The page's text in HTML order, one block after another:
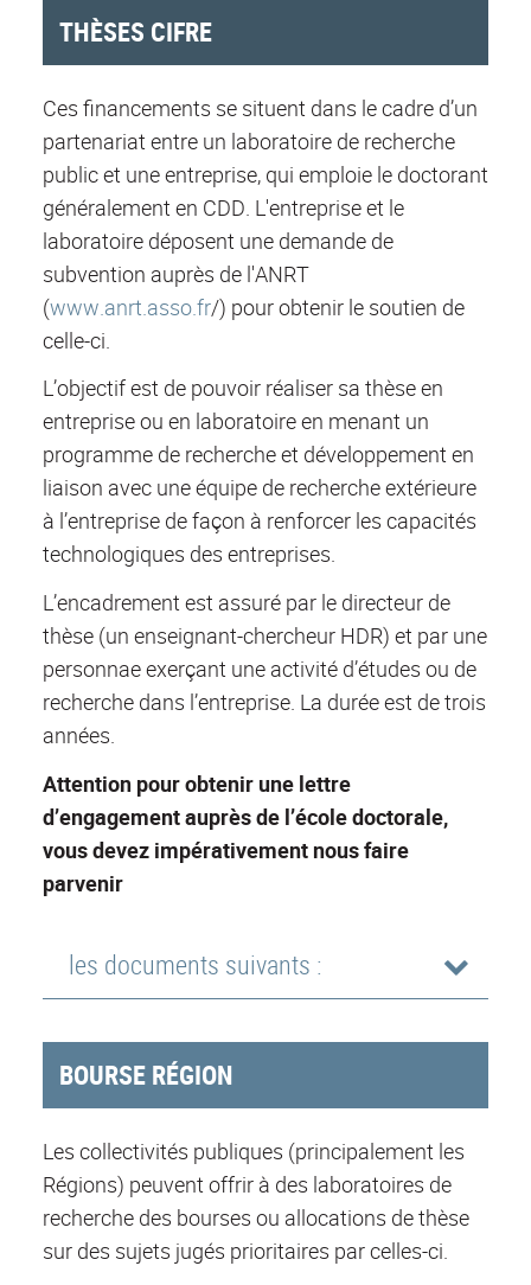
THÈSES CIFRE
Ces financements se situent dans le cadre d’un
partenariat entre un laboratoire de recherche
public et une entreprise, qui emploie le doctorant
généralement en CDD. L'entreprise et le
laboratoire déposent une demande de
subvention auprès de l'ANRT
(www.anrt.asso.fr/) pour obtenir le soutien de
celle-ci.
L’objectif est de pouvoir réaliser sa thèse en
entreprise ou en laboratoire en menant un
programme de recherche et développement en
liaison avec une équipe de recherche extérieure
à l’entreprise de façon à renforcer les capacités
technologiques des entreprises.
L’encadrement est assuré par le directeur de
thèse (un enseignant-chercheur HDR) et par une
personnae exerçant une activité d’études ou de
recherche dans l’entreprise. La durée est de trois
années.
Attention pour obtenir une lettre
d’engagement auprès de l’école doctorale,
vous devez impérativement nous faire
parvenir
les documents suivants :
BOURSE RÉGION
Les collectivités publiques (principalement les
Régions) peuvent offrir à des laboratoires de
recherche des bourses ou allocations de thèse
sur des sujets jugés prioritaires par celles-ci.